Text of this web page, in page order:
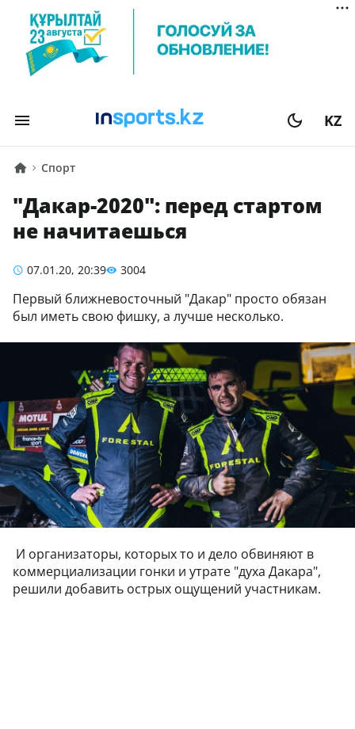
KZ
Спорт
"Дакар-2020": перед стартом
не начитаешься
07.01.20, 20:39 3004
Первый ближневосточный "Дакар" просто обязан
был иметь свою фишку, а лучше несколько.
И организаторы, которых то и дело обвиняют в
коммерциализации гонки и утрате "духа Дакара",
решили добавить острых ощущений участникам.